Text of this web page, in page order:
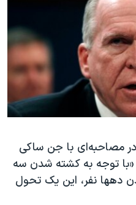
مصاحبه‌ای با جن ساکی
توجه به کشته شدن سه
دهها نفر، این یک تحول